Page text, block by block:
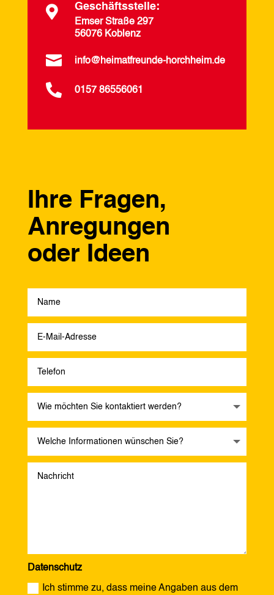
 Geschäftsstelle:
Emser Straße 297
56076 Koblenz
 info@heimatfreunde-horchheim.de
 0157 86556061
Ihre Fragen,
Anregungen
oder Ideen
Datenschutz
Ich stimme zu, dass meine Angaben aus dem